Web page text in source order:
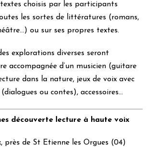
choisis par les participants
les sortes de littératures (romans,
ou sur ses propres textes.
explorations diverses seront
accompagnée d’un musicien (guitare
dans la nature, jeux de voix avec
ou contes), accessoires…
découverte lecture à haute voix
près de St Etienne les Orgues (04)